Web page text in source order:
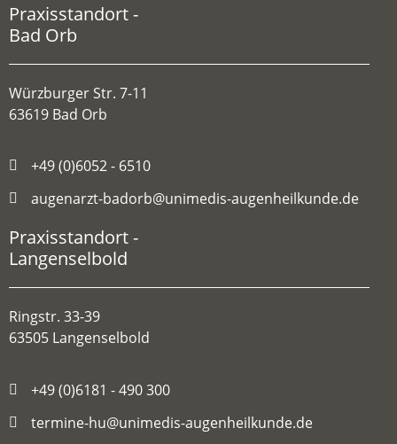
Praxisstandort -
Bad Orb
Würzburger Str. 7-11
63619 Bad Orb
+49 (0)6052 - 6510
augenarzt-badorb@unimedis-augenheilkunde.de
Praxisstandort -
Langenselbold
Ringstr. 33-39
63505 Langenselbold
+49 (0)6181 - 490 300
termine-hu@unimedis-augenheilkunde.de